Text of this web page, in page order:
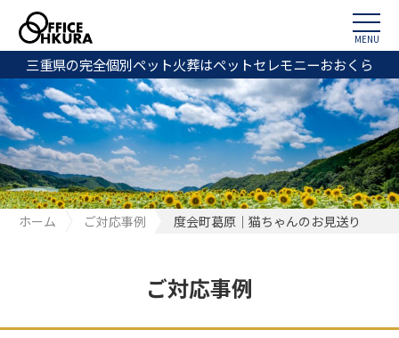
三重県の完全個別ペット火葬はペットセレモニーおおくら
MENU
ホーム ご対応事例 度会町葛原｜猫ちゃんのお見送り
ご対応事例